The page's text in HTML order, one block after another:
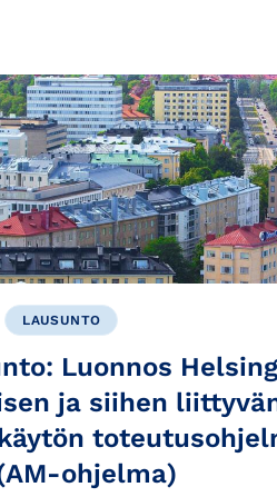
LAUSUNTO
Luonnos
ja siihen
ohjelma)